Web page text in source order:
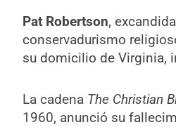
Pat Robertson,
conservadurismo
su domicilio de Virginia,
La cadena The Christian
1960, anunció su